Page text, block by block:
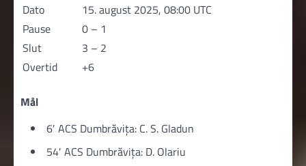
Dato
15. august 2025, 08:00 UTC
Pause
0 – 1
Slut
3 – 2
Overtid
+6
Mål
6′ ACS Dumbrăvița: C. S. Gladun
54′ ACS Dumbrăvița: D. Olariu